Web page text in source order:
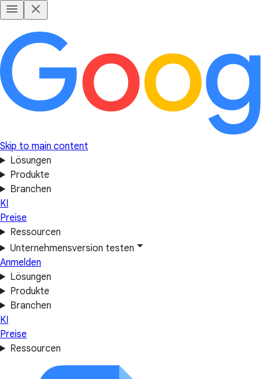
Skip to main content
Lösungen
Produkte
Branchen
KI
Preise
Ressourcen
Unternehmensversion testen
Anmelden
Lösungen
Produkte
Branchen
KI
Preise
Ressourcen